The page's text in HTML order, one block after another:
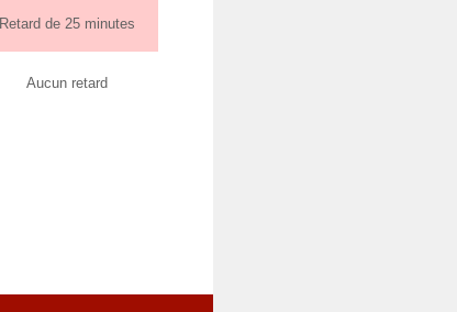
Retard de 25 minutes
Aucun retard